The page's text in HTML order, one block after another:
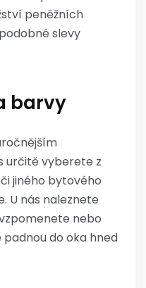
peněžních
slevy
barvy
určitě vyberete z
jiného bytového
U nás naleznete
nebo
do oka hned